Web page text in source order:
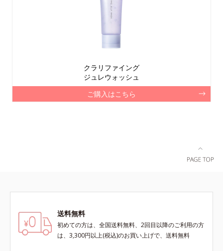
クラリファイング
ジュレウォッシュ
ご購入はこちら
送料無料
初めての方は、全国送料無料、2回目以降のご利用の方
は、3,300円以上(税込)のお買い上げで、送料無料